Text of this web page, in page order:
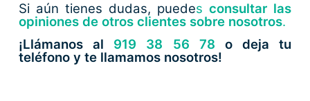
Si aún tienes dudas, puedes consultar las
opiniones de otros clientes sobre nosotros.
¡Llámanos al 919 38 56 78 o deja tu
teléfono y te llamamos nosotros!